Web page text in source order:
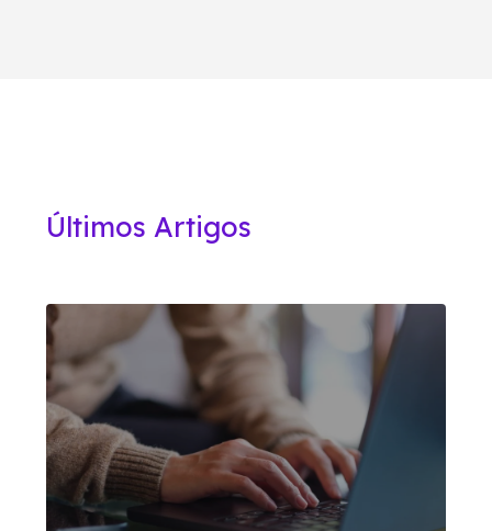
Últimos Artigos